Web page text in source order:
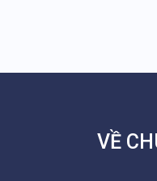
VỀ